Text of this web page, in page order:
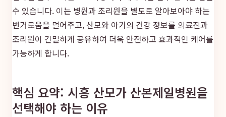
수 있습니다. 이는 병원과 조리원을 별도로 알아보아야 하는
번거로움을 덜어주고, 산모와 아기의 건강 정보를 의료진과
조리원이 긴밀하게 공유하여 더욱 안전하고 효과적인 케어를
가능하게 합니다.
핵심 요약: 시흥 산모가 산본제일병원을
선택해야 하는 이유